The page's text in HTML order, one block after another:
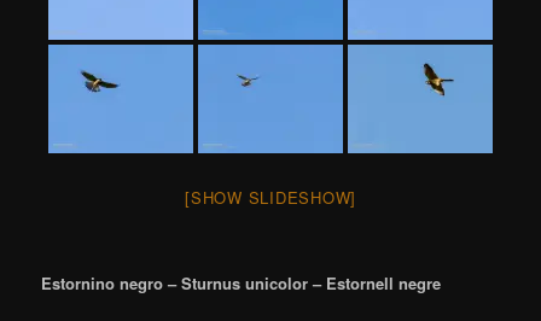
[SHOW SLIDESHOW]
Estornino negro – Sturnus unicolor – Estornell negre